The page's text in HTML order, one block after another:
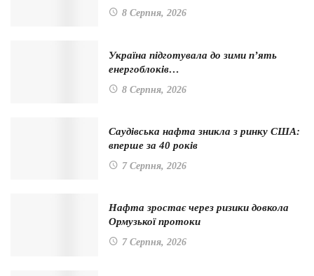
8 Серпня, 2026
Україна підготувала до зими п’ять
енергоблоків…
8 Серпня, 2026
Саудівська нафта зникла з ринку США:
вперше за 40 років
7 Серпня, 2026
Нафта зростає через ризики довкола
Ормузької протоки
7 Серпня, 2026